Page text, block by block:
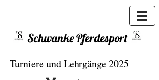
Schwanke Pferdesport
Turniere und Lehrgänge 2025